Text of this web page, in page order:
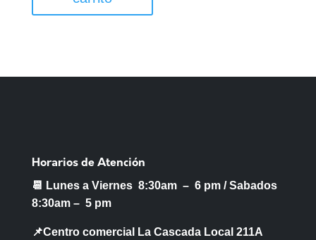
Horarios de Atención
📆 Lunes a Viernes 8:30am – 6 pm /Sabados
8:30am – 5 pm
📌Centro comercial La Cascada Local 211A